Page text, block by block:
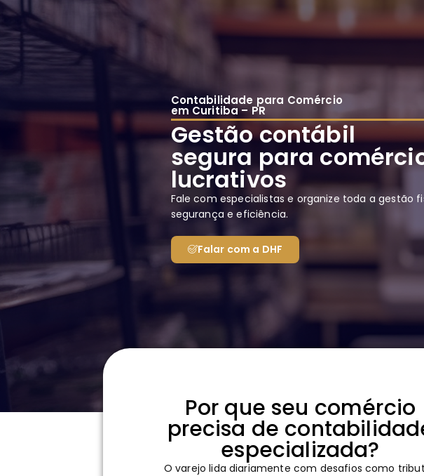
Contabilidade para Comércio
em Curitiba – PR
Gestão contábil
segura para
lucrativos
Fale com especialistas e organize toda a
segurança e eficiência.
Falar com a DHF
Por que seu comércio
precisa de
especializada?
O varejo lida diariamente com desafios como